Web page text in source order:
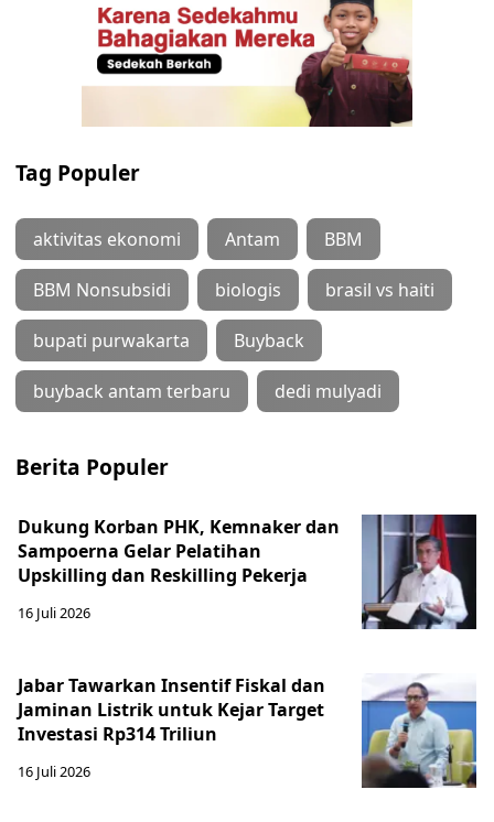
Tag Populer
aktivitas ekonomi Antam BBM
BBM Nonsubsidi biologis brasil vs haiti
bupati purwakarta Buyback
buyback antam terbaru dedi mulyadi
Berita Populer
Dukung Korban PHK, Kemnaker dan
Sampoerna Gelar Pelatihan
Upskilling dan Reskilling Pekerja
16 Juli 2026
Jabar Tawarkan Insentif Fiskal dan
Jaminan Listrik untuk Kejar Target
Investasi Rp314 Triliun
16 Juli 2026